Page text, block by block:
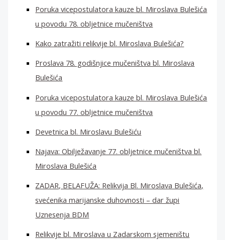
Poruka vicepostulatora kauze bl. Miroslava Bulešića
u povodu 78. obljetnice mučeništva
Kako zatražiti relikvije bl. Miroslava Bulešića?
Proslava 78. godišnjice mučeništva bl. Miroslava
Bulešića
Poruka vicepostulatora kauze bl. Miroslava Bulešića
u povodu 77. obljetnice mučeništva
Devetnica bl. Miroslavu Bulešiću
Najava: Obilježavanje 77. obljetnice mučeništva bl.
Miroslava Bulešića
ZADAR, BELAFUŽA: Relikvija Bl. Miroslava Bulešića,
svećenika marijanske duhovnosti – dar župi
Uznesenja BDM
Relikvije bl. Miroslava u Zadarskom sjemeništu